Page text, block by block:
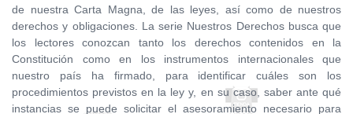
de nuestra Carta Magna, de las leyes, así como de nuestros
derechos y obligaciones. La serie Nuestros Derechos busca que
los lectores conozcan tanto los derechos contenidos en la
Constitución como en los instrumentos internacionales que
nuestro país ha firmado, para identificar cuáles son los
procedimientos previstos en la ley y, en su caso, saber ante qué
instancias se puede solicitar el asesoramiento necesario para